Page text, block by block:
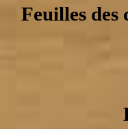
Feuilles des